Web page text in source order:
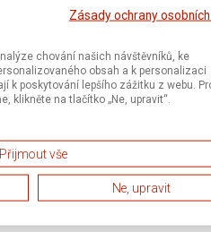
Zásady ochrany
chování našich návštěvníků, ke
obsah a k personalizaci
k poskytování lepšího zážitku z webu.
klikněte na tlačítko „Ne, upravit“.
Přijmout vše
Ne, upravit